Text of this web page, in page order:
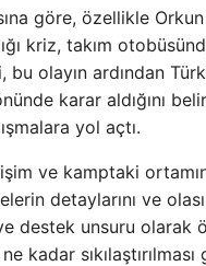
göre, özellikle
kriz, takım
bu olayın ardından
karar aldığını
yol açtı.
ve kamptaki
detaylarını ve
destek unsuru olarak
kadar